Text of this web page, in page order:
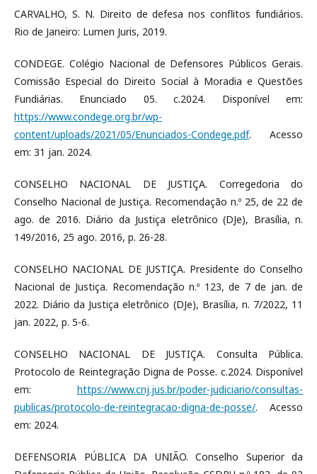
CARVALHO, S. N. Direito de defesa nos conflitos fundiários.
Rio de Janeiro: Lumen Juris, 2019.
CONDEGE. Colégio Nacional de Defensores Públicos Gerais.
Comissão Especial do Direito Social à Moradia e Questões
Fundiárias. Enunciado 05. c.2024. Disponível em:
https://www.condege.org.br/wp-
content/uploads/2021/05/Enunciados-Condege.pdf. Acesso
em: 31 jan. 2024.
CONSELHO NACIONAL DE JUSTIÇA. Corregedoria do
Conselho Nacional de Justiça. Recomendação n.º 25, de 22 de
ago. de 2016. Diário da Justiça eletrônico (DJe), Brasília, n.
149/2016, 25 ago. 2016, p. 26-28.
CONSELHO NACIONAL DE JUSTIÇA. Presidente do Conselho
Nacional de Justiça. Recomendação n.º 123, de 7 de jan. de
2022. Diário da Justiça eletrônico (DJe), Brasília, n. 7/2022, 11
jan. 2022, p. 5-6.
CONSELHO NACIONAL DE JUSTIÇA. Consulta Pública.
Protocolo de Reintegração Digna de Posse. c.2024. Disponível
em: https://www.cnj.jus.br/poder-judiciario/consultas-
publicas/protocolo-de-reintegracao-digna-de-posse/. Acesso
em: 2024.
DEFENSORIA PÚBLICA DA UNIÃO. Conselho Superior da